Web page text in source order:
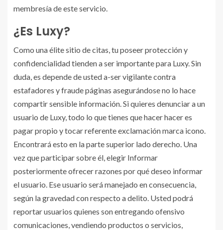
membresía de este servicio.
¿Es Luxy?
Como una élite sitio de citas, tu poseer protección y
confidencialidad tienden a ser importante para Luxy. Sin
duda, es depende de usted a-ser vigilante contra
estafadores y fraude páginas asegurándose no lo hace
compartir sensible información. Si quieres denunciar a un
usuario de Luxy, todo lo que tienes que hacer hacer es
pagar propio y tocar referente exclamación marca icono.
Encontrará esto en la parte superior lado derecho. Una
vez que participar sobre él, elegir Informar
posteriormente ofrecer razones por qué deseo informar
el usuario. Ese usuario será manejado en consecuencia,
según la gravedad con respecto a delito. Usted podrá
reportar usuarios quienes son entregando ofensivo
comunicaciones, vendiendo productos o servicios,